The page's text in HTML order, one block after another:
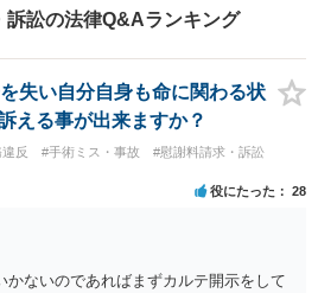
ご相談ください。
訴訟の法律Q&Aランキング
失い自分自身も命に関わる状
える事が出来ますか？
反 #手術ミス・事故
#慰謝料請求・訴訟
役にたった 28
かないのであればまずカルテ開示をして